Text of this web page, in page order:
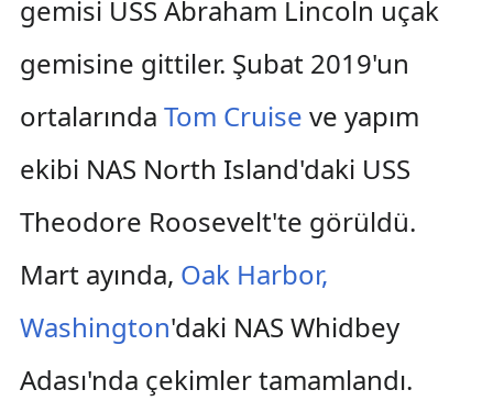
gemisi USS Abraham Lincoln uçak
gemisine gittiler. Şubat 2019'un
ortalarında Tom Cruise ve yapım
ekibi NAS North Island'daki USS
Theodore Roosevelt'te görüldü.
Mart ayında, Oak Harbor,
Washington'daki NAS Whidbey
Adası'nda çekimler tamamlandı.